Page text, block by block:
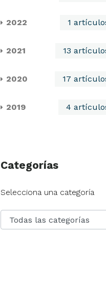
2022 1
2021 13
2020 17
2019 4
Categorías
Categoría
Selecciona una categoría